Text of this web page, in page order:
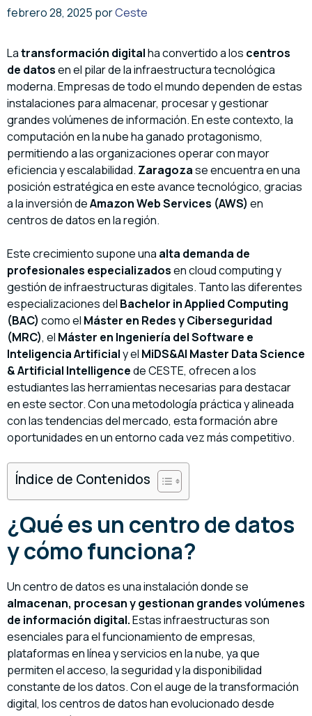
febrero 28, 2025 porCeste
Latransformación digitalha convertido a los centros
de datosen el pilar de la infraestructura tecnológica
moderna. Empresas de todo el mundo dependen de estas
instalaciones para almacenar, procesar y gestionar
grandes volúmenes de información. En este contexto, la
computación en la nube ha ganado protagonismo,
permitiendo a las organizaciones operar con mayor
eficiencia y escalabilidad. Zaragozase encuentra en una
posición estratégica en este avance tecnológico, gracias
a la inversión deAmazon Web Services (AWS) en
centros de datos en la región.
Este crecimiento supone una alta demanda de
profesionales especializadosen cloud computing y
gestión de infraestructuras digitales. Tanto las diferentes
especializaciones del Bachelor in Applied Computing
(BAC) como el Máster en Redes y Ciberseguridad
(MRC), el Máster en Ingeniería del Software e
Inteligencia Artificialy el MiDS&AI Master Data Science
& Artificial Intelligencede CESTE, ofrecen a los
estudiantes las herramientas necesarias para destacar
en este sector. Con una metodología práctica y alineada
con las tendencias del mercado, esta formación abre
oportunidades en un entorno cada vez más competitivo.
Índice de Contenidos
¿Qué es un centro de datos
y cómo funciona?
Un centro de datos es una instalación donde se
almacenan, procesan y gestionan grandes volúmenes
de información digital.Estas infraestructuras son
esenciales para el funcionamiento de empresas,
plataformas en línea y servicios en la nube, ya que
permiten el acceso, la seguridad y la disponibilidad
constante de los datos. Con el auge de la transformación
digital, los centros de datos han evolucionado desde